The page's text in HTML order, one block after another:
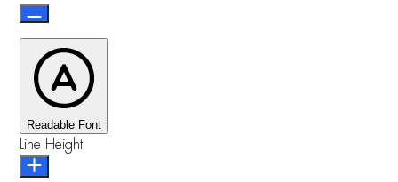
Readable Font
Line Height